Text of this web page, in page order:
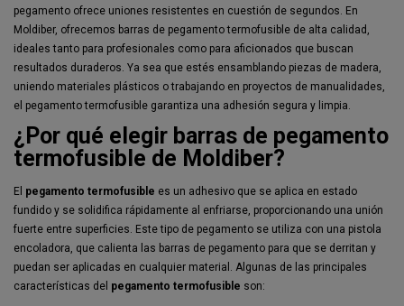
pegamento ofrece uniones resistentes en cuestión de segundos. En
Moldiber, ofrecemos barras de pegamento termofusible de alta calidad,
ideales tanto para profesionales como para aficionados que buscan
resultados duraderos. Ya sea que estés ensamblando piezas de madera,
uniendo materiales plásticos o trabajando en proyectos de manualidades,
el pegamento termofusible garantiza una adhesión segura y limpia.
¿Por qué elegir barras de pegamento
termofusible de Moldiber?
El pegamento termofusible es un adhesivo que se aplica en estado
fundido y se solidifica rápidamente al enfriarse, proporcionando una unión
fuerte entre superficies. Este tipo de pegamento se utiliza con una pistola
encoladora, que calienta las barras de pegamento para que se derritan y
puedan ser aplicadas en cualquier material. Algunas de las principales
características del pegamento termofusible son: